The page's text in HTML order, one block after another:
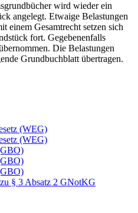
wird wieder ein
angelegt. Etwaige Belastungen
einem Gesamtrecht setzen sich
fort. Gegebenenfalls
Die Belastungen
Grundbuchblatt übertragen.
(WEG)
(WEG)
§ 3 Absatz 2 GNotKG